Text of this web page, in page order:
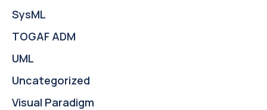
SysML
TOGAF ADM
UML
Uncategorized
Visual Paradigm